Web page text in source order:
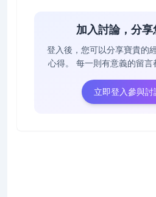
加入討論，分
登入後，您可以分享寶貴的
心得。
每一則有意義的留言
立即登入參與討